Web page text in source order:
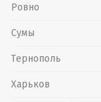
Ровно
Сумы
Тернополь
Харьков